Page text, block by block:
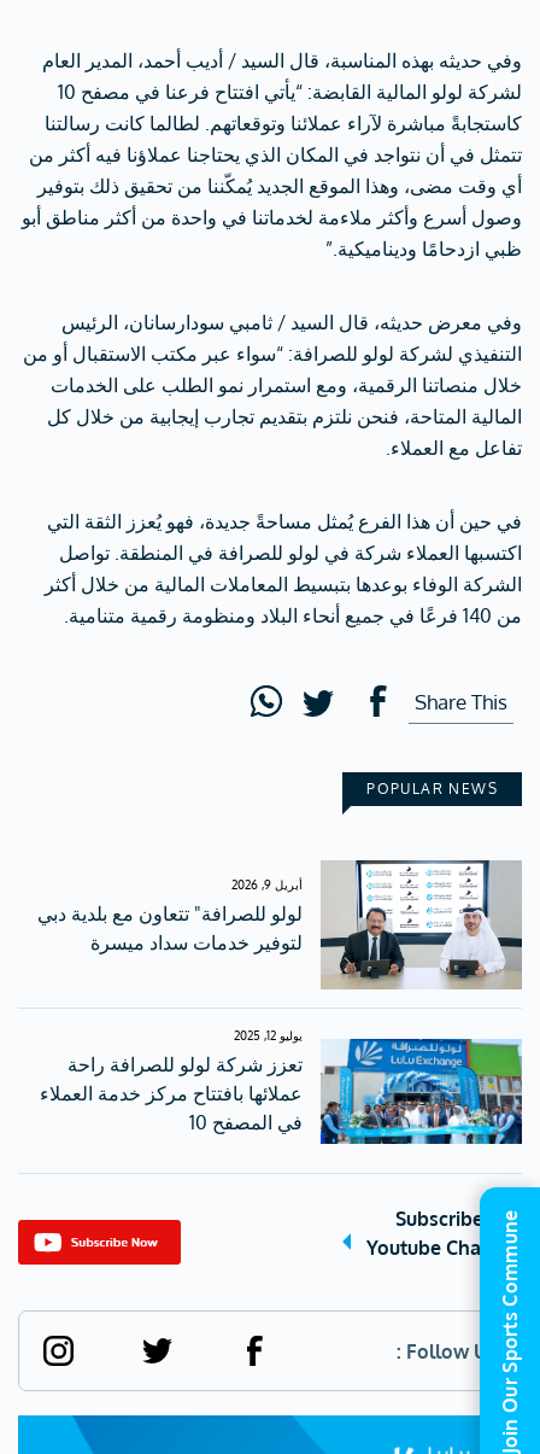
وفي حديثه بهذه المناسبة، قال السيد / أديب أحمد، المدير العام
لشركة لولو المالية القابضة: “يأتي افتتاح فرعنا في مصفح 10
كاستجابةً مباشرة لآراء عملائنا وتوقعاتهم. لطالما كانت رسالتنا
تتمثل في أن نتواجد في المكان الذي يحتاجنا عملاؤنا فيه أكثر من
أي وقت مضى، وهذا الموقع الجديد يُمكّننا من تحقيق ذلك بتوفير
وصول أسرع وأكثر ملاءمة لخدماتنا في واحدة من أكثر مناطق أبو
ظبي ازدحامًا وديناميكية.”
وفي معرض حديثه، قال السيد / ثامبي سودارسانان، الرئيس
التنفيذي لشركة لولو للصرافة: “سواء عبر مكتب الاستقبال أو من
خلال منصاتنا الرقمية، ومع استمرار نمو الطلب على الخدمات
المالية المتاحة، فنحن نلتزم بتقديم تجارب إيجابية من خلال كل
تفاعل مع العملاء.
في حين أن هذا الفرع يُمثل مساحةً جديدة، فهو يُعزز الثقة التي
اكتسبها العملاء شركة في لولو للصرافة في المنطقة. تواصل
الشركة الوفاء بوعدها بتبسيط المعاملات المالية من خلال أكثر
من 140 فرعًا في جميع أنحاء البلاد ومنظومة رقمية متنامية.
Share This
POPULAR NEWS
أبريل 9, 2026
لولو للصرافة" تتعاون مع بلدية دبي
لتوفير خدمات سداد ميسرة
يوليو 12, 2025
تعزز شركة لولو للصرافة راحة
عملائها بافتتاح مركز خدمة العملاء
في المصفح 10
Subscribe Our
Youtube Channel
Follow Us : Join Our Sports Commune